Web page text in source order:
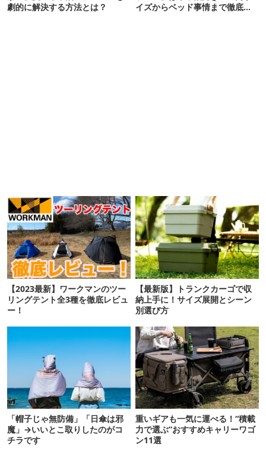
劇的に解決する方法とは？
イズからベッド事情まで徹底レ
【2023最新】ワークマンのツー
リングテント全3種を徹底レビュ
ー！
【最新版】トランクカーゴで収
納上手に！サイズ展開とシーン
別選び方
「帽子じゃ無防備」「日傘は邪
魔」→いいとこ取りしたのがコ
チラです
重いギアも一気に運べる！“積載
力で選ぶ”おすすめキャリーワゴ
ン11選